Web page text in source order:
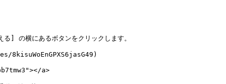
] の横にあるボタンをクリックします。
a>